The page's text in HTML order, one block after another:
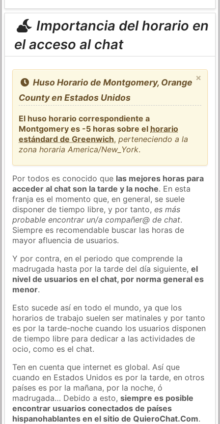
Importancia del horario en
el acceso al chat
×
Huso Horario de Montgomery, Orange
County en Estados Unidos
El huso horario correspondiente a
Montgomery es -5 horas sobre el horario
estándard de Greenwich,perteneciendo a la
zona horaria America/New_York.
Por todos es conocido que las mejores horas para
acceder al chat son la tarde y la noche. En esta
franja es el momento que, en general, se suele
disponer de tiempo libre, y por tanto,es más
probable encontrar un/a compañer@ de chat.
Siempre es recomendable buscar las horas de
mayor afluencia de usuarios.
Y por contra, en el periodo que comprende la
madrugada hasta por la tarde del día siguiente,el
nivel de usuarios en el chat, por norma general es
menor.
Esto sucede así en todo el mundo, ya que los
horarios de trabajo suelen ser matinales y por tanto
es por la tarde-noche cuando los usuarios disponen
de tiempo libre para dedicar a las actividades de
ocio, como es el chat.
Ten en cuenta que internet es global. Así que
cuando en Estados Unidos es por la tarde, en otros
países es por la mañana, por la noche, ó
madrugada… Debido a esto,siempre es posible
encontrar usuarios conectados de países
hispanohablantes en el sitio de QuieroChat.Com.